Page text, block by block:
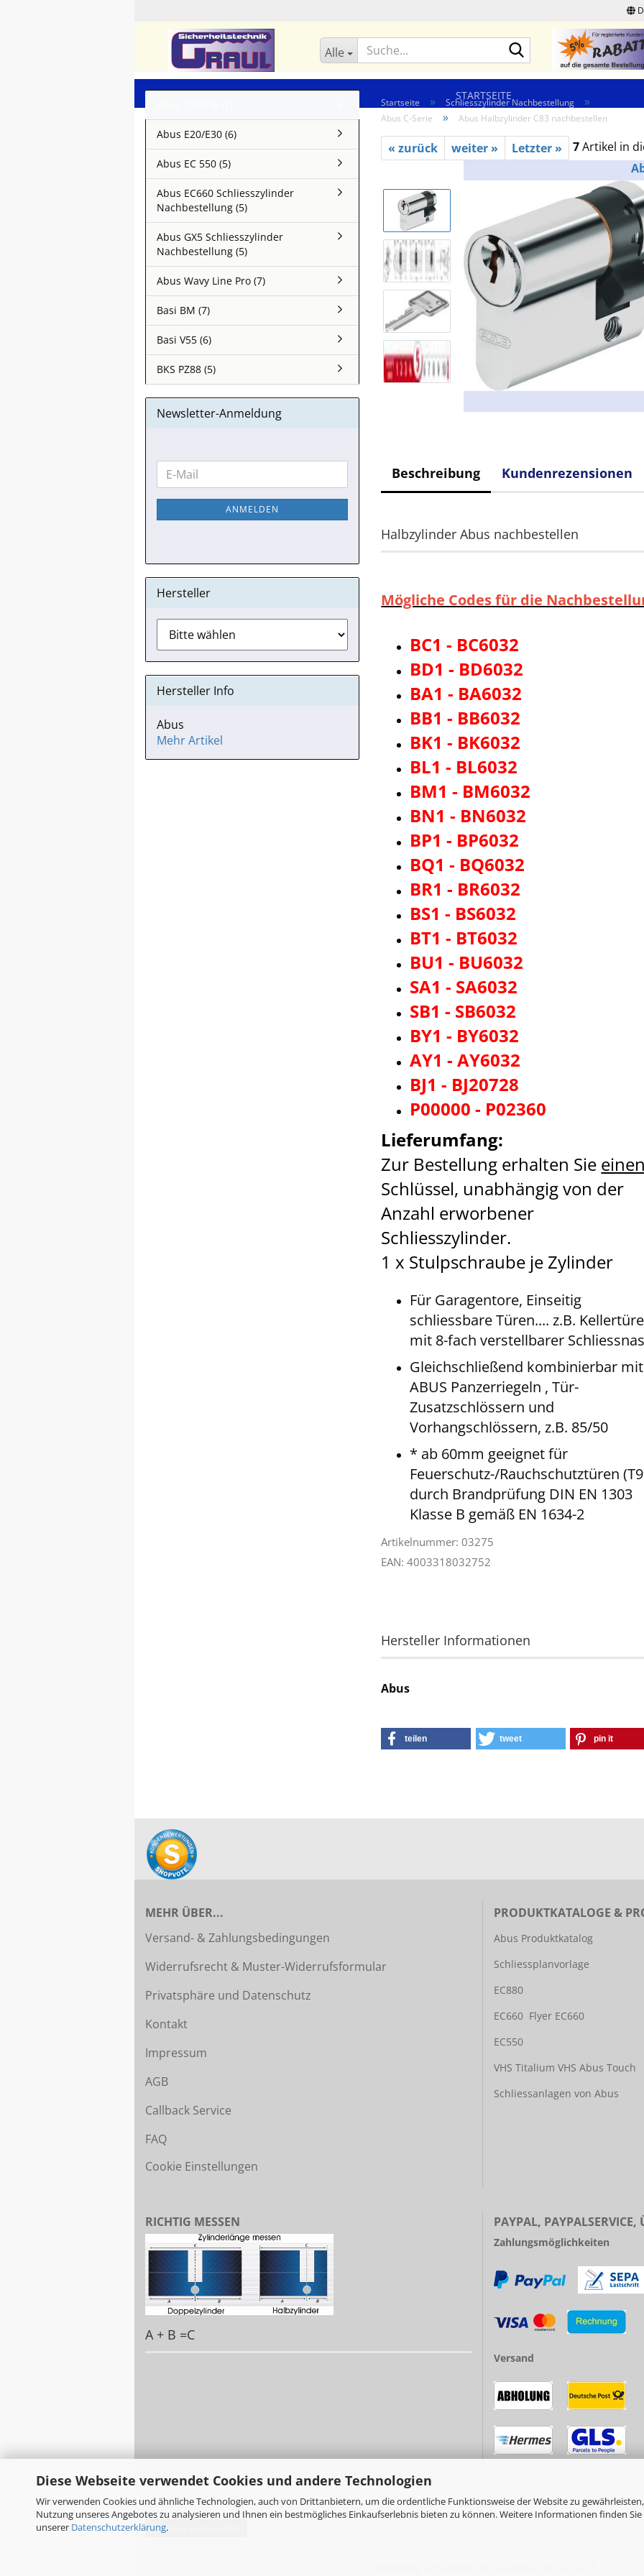
Diese Webseite verwendet Cookies und andere Technologien
Wir verwenden Cookies und ähnliche Technologien, auch von Drittanbietern, um die ordentliche Funktionsweise der Website zu
Nutzung unseres Angebotes zu analysieren und Ihnen ein bestmögliches Einkaufserlebnis bieten zu können. Weitere Informationen finden Sie
unserer Datenschutzerklärung.
Alle Suche...
STARTSEITE
Startseite » Schliesszylinder Nachbestellung »
Abus C-Serie » Abus Halbzylinder C83 nachbestellen
« zurück weiter » Letzter » 7Artikel in
Beschreibung Kundenrezensionen
Halbzylinder Abus nachbestellen
Mögliche Codes für die
BC1 - BC6032
BD1 - BD6032
BA1 - BA6032
BB1 - BB6032
BK1 - BK6032
BL1 - BL6032
BM1 - BM6032
BN1 - BN6032
BP1 - BP6032
BQ1 - BQ6032
BR1 - BR6032
BS1 - BS6032
BT1 - BT6032
BU1 - BU6032
SA1 - SA6032
SB1 - SB6032
BY1 - BY6032
AY1 - AY6032
BJ1 - BJ20728
P00000 - P02360
Lieferumfang:
Zur Bestellung erhalten Sie
Schlüssel, unabhängig von der
Anzahl erworbener
Schliesszylinder.
1 x Stulpschraube je Zylinder
Für Garagentore, Einseitig
schliessbare Türen.... z.B.
mit 8-fach verstellbarer
Gleichschließend kombinierbar mit
ABUS Panzerriegeln , Tür-
Zusatzschlössern und
Vorhangschlössern, z.B. 85/50
* ab 60mm geeignet für
Feuerschutz-/Rauchschutztüren
durch Brandprüfung DIN EN 1303
Klasse B gemäß EN 1634-2
Artikelnummer: 03275
EAN: 4003318032752
Hersteller Informationen
Abus
teilen tweet pin it
Abus E20/E30 (6)
Abus EC 550 (5)
Abus EC660 Schliesszylinder
Nachbestellung (5)
Abus GX5 Schliesszylinder
Nachbestellung (5)
Abus Wavy Line Pro (7)
Basi BM (7)
Basi V55 (6)
BKS PZ88 (5)
Newsletter-Anmeldung
WEITER
ZUR
NEWSLETTER-
ANMELDUNG
E-
Mail
ANMELDEN
Hersteller
Hersteller Info
Abus
Mehr Artikel
MEHR ÜBER...
Versand- & Zahlungsbedingungen
Widerrufsrecht & Muster-Widerrufsformular
Privatsphäre und Datenschutz
Kontakt
Impressum
AGB
Callback Service
FAQ
Cookie Einstellungen
PRODUKTKATALOGE &
Abus Produktkatalog
Schliessplanvorlage
EC880
EC660 Flyer EC660
EC550
VHS Titalium VHS Abus Touch
Schliessanlagen von Abus
RICHTIG MESSEN
A + B =C
PAYPAL, PAYPALSERVICE,
Zahlungsmöglichkeiten
Versand
Vertrag widerrufen